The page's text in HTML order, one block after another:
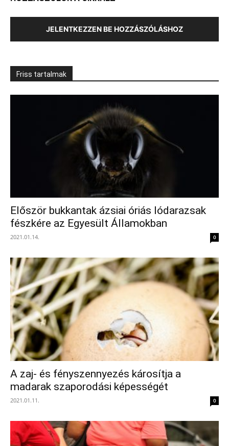
JELENTKEZZEN BE HOZZÁSZÓLÁSHOZ
Friss tartalmak
Először bukkantak ázsiai óriás lódarazsak
fészkére az Egyesült Államokban
2021.01.14. 0
A zaj- és fényszennyezés károsítja a
madarak szaporodási képességét
2021.01.11. 0